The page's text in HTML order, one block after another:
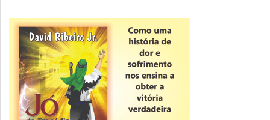
Novidade
CNPJ alfanumérico começa a ser emitido
nesta sexta